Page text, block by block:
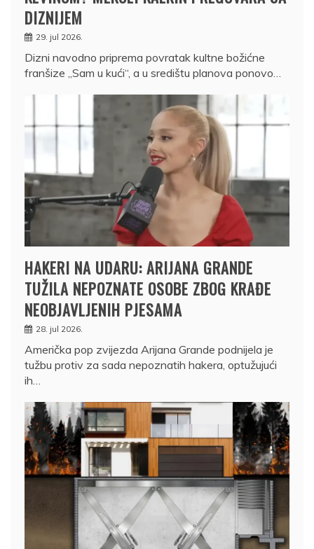
DIZNIJEM
29. jul 2026.
Dizni navodno priprema povratak kultne božićne
franšize „Sam u kući“, a u središtu planova ponovo…
HAKERI NA UDARU: ARIJANA GRANDE
TUŽILA NEPOZNATE OSOBE ZBOG KRAĐE
NEOBJAVLJENIH PJESAMA
28. jul 2026.
Američka pop zvijezda Arijana Grande podnijela je
tužbu protiv za sada nepoznatih hakera, optužujući
ih…